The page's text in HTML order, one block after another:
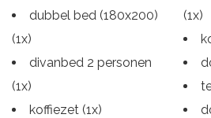
dubbel bed (180x200)
(1x)
divanbed 2 personen
(1x)
koffiezet (1x)
(1x)